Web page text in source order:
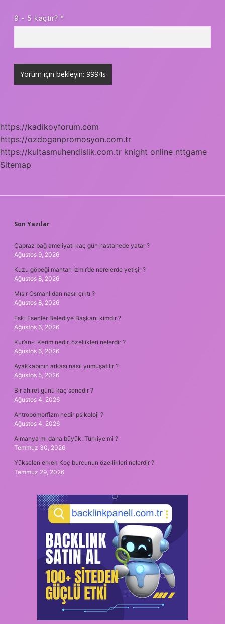
9 - 5 kaçtır? *
https://kadikoyforum.com
https://ozdoganpromosyon.com.tr
https://kultasmuhendislik.com.tr knight online nttgame
Sitemap
SIDEBAR
Son Yazılar
Çapraz bağ ameliyatı kaç gün hastanede yatar ?
Ağustos 9, 2026
Kuzu göbeği mantarı İzmir’de nerelerde yetişir ?
Ağustos 8, 2026
Mısır Osmanlıdan nasıl çıktı ?
Ağustos 8, 2026
Eski Esenler Belediye Başkanı kimdir ?
Ağustos 6, 2026
Kur’an-ı Kerim nedir, özellikleri nelerdir ?
Ağustos 6, 2026
Ayakkabının arkası nasıl yumuşatılır ?
Ağustos 5, 2026
Bir ahiret günü kaç senedir ?
Ağustos 4, 2026
Antropomorfizm nedir psikoloji ?
Ağustos 4, 2026
Almanya mı daha büyük, Türkiye mi ?
Temmuz 30, 2026
Yükselen erkek Koç burcunun özellikleri nelerdir ?
Temmuz 29, 2026